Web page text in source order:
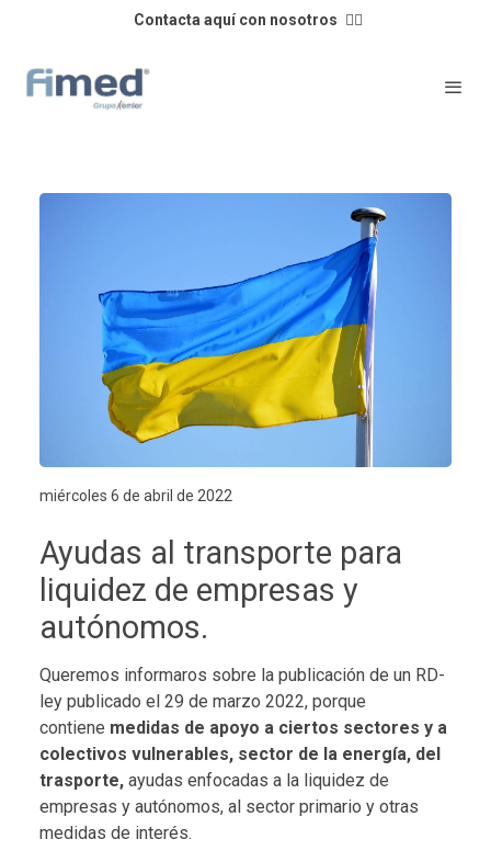
Contacta aquí con nosotros 👈🏼
miércoles 6 de abril de 2022
Ayudas al transporte para
liquidez de empresas y
autónomos.
Queremos informaros sobre la publicación de un RD-
ley publicado el 29 de marzo 2022, porque
contiene medidas de apoyo a ciertos sectores y a
colectivos vulnerables, sector de la energía, del
trasporte, ayudas enfocadas a la liquidez de
empresas y autónomos, al sector primario y otras
medidas de interés.